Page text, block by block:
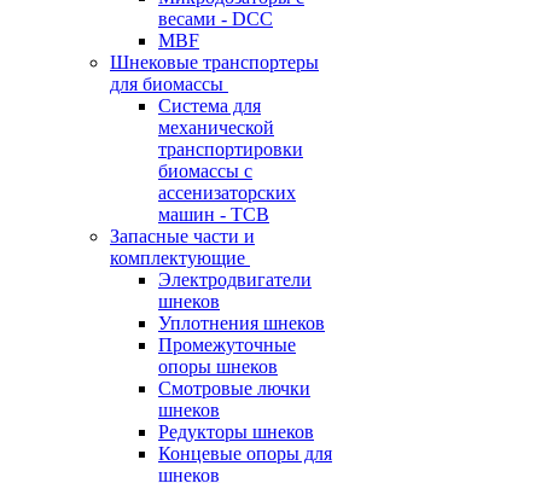
весами - DCC
MBF
Шнековые транспортеры
для биомассы
Система для
механической
транспортировки
биомассы с
ассенизаторских
машин - TCB
Запасные части и
комплектующие
Электродвигатели
шнеков
Уплотнения шнеков
Промежуточные
опоры шнеков
Смотровые лючки
шнеков
Редукторы шнеков
Концевые опоры для
шнеков